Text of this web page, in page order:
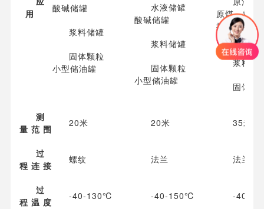
用
酸碱储罐
浆料储罐
固体颗粒
小型储油罐
水液储罐
酸碱储罐
浆料储罐
固体颗粒
小型储油罐
原煤、粉煤
挥发性液体
焦碳料位
浆料储
固体颗
测
量 范 围
20米 20米 35米
过
程 连 接
螺纹 法兰 法兰
过
程 温 度
-40-130℃ -40-150℃ -40-